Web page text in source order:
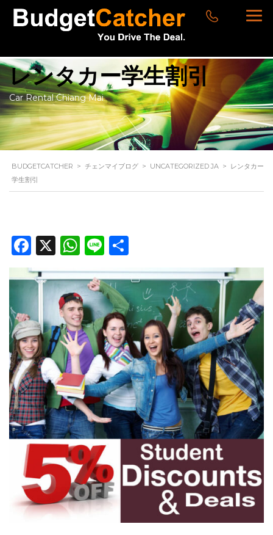
レンタカー学生割引
Car Rental Chiang Mai
BUDGETCATCHER > チェンマイブログ > UNCATEGORIZED JA > レンタカー
学生割引
Facebook
X WhatsApp
Line
有